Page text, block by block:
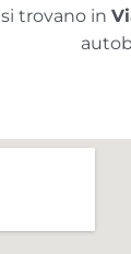
si trovano in